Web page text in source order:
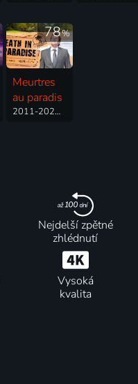
78%
Meurtres
au paradis
2011-2023 | Velká Británie, Francie | Thriller, Drama, Komedie, Krimi, Mysteriózní
Nejdelší zpětné
zhlédnutí
Vysoká
kvalita